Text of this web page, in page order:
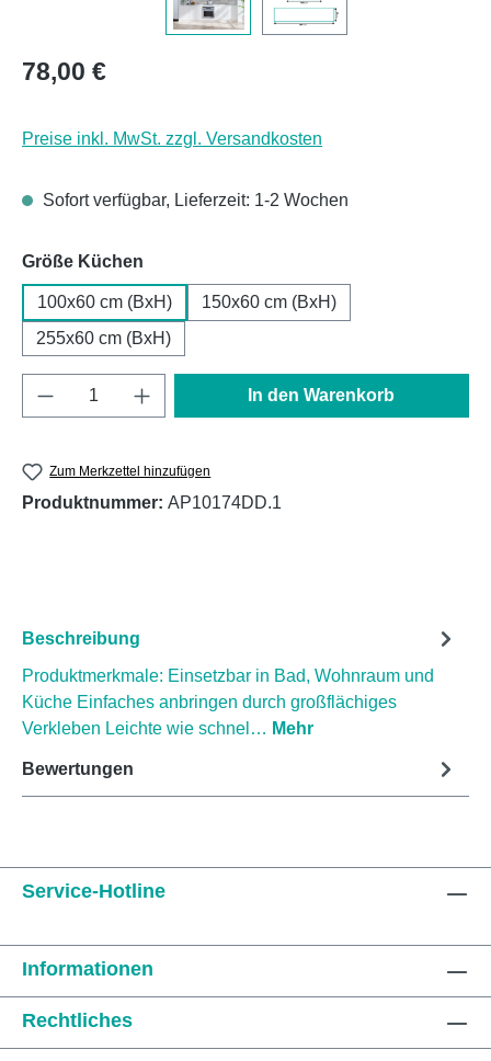
Regulärer Preis:
78,00 €
Preise inkl. MwSt. zzgl. Versandkosten
Sofort verfügbar, Lieferzeit: 1-2 Wochen
Größe Küchen
100x60 cm (BxH)
150x60 cm (BxH)
255x60 cm (BxH)
Produkt Anzahl: Gib den gewünschten
In den Warenkorb
Zum Merkzettel hinzufügen
Produktnummer: AP10174DD.1
Beschreibung
Produktmerkmale: Einsetzbar in Bad, Wohnraum und
Küche Einfaches anbringen durch großflächiges
Verkleben Leichte wie schnel… Mehr
Bewertungen
Service-Hotline
Informationen
Rechtliches